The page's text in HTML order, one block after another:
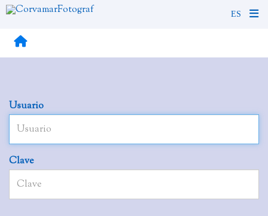
Usuario
Clave